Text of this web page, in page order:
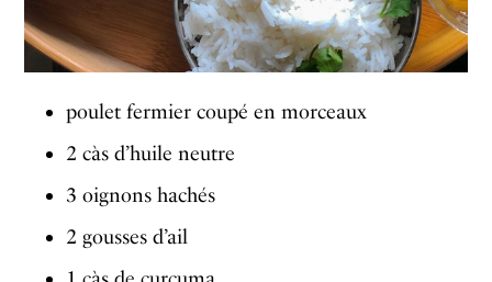
poulet fermier coupé en morceaux
2 càs d’huile neutre
3 oignons hachés
2 gousses d’ail